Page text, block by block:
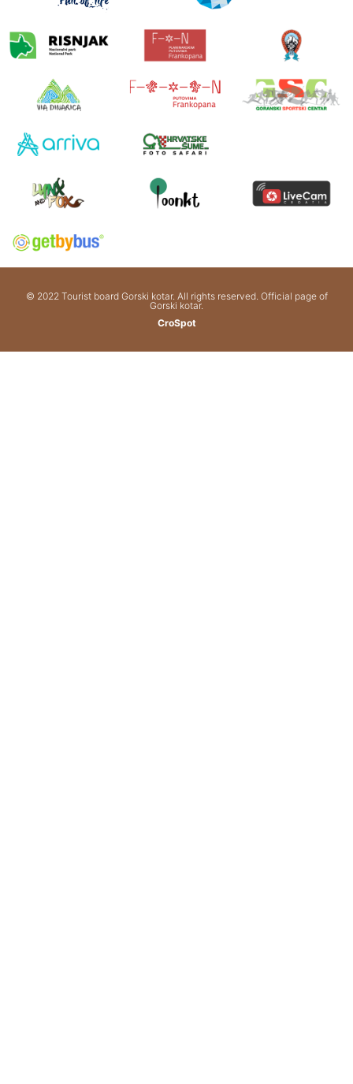
© 2022 Tourist board Gorski kotar. All rights reserved. Official page of
Gorski kotar.
CroSpot